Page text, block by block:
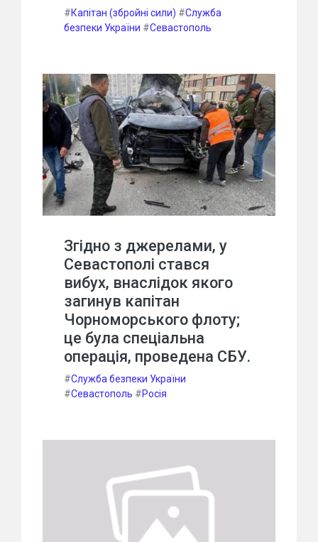
#Капітан (збройні сили) #Служба
безпеки України #Севастополь
Згідно з джерелами, у
Севастополі стався
вибух, внаслідок якого
загинув капітан
Чорноморського флоту;
це була спеціальна
операція, проведена СБУ.
#Служба безпеки України
#Севастополь #Росія